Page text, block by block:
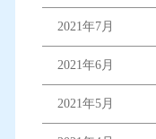
2021年7月
2021年6月
2021年5月